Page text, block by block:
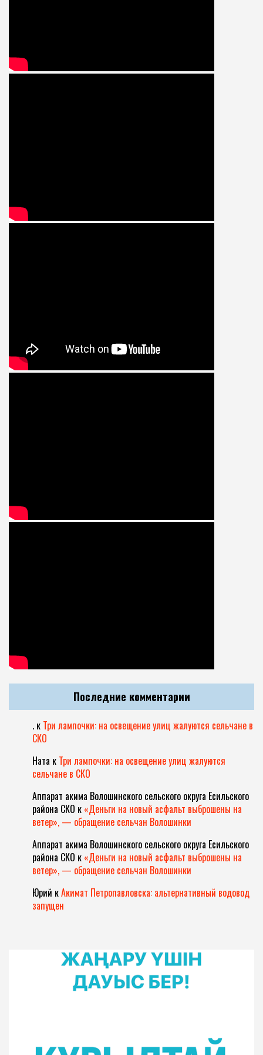
Последние комментарии
. к Три лампочки: на освещение улиц жалуются сельчане в
СКО
Ната к Три лампочки: на освещение улиц жалуются
сельчане в СКО
Аппарат акима Волошинского сельского округа Есильского
района СКО к «Деньги на новый асфальт выброшены на
ветер», — обращение сельчан Волошинки
Аппарат акима Волошинского сельского округа Есильского
района СКО к «Деньги на новый асфальт выброшены на
ветер», — обращение сельчан Волошинки
Юрий кАкимат Петропавловска: альтернативный водовод
запущен